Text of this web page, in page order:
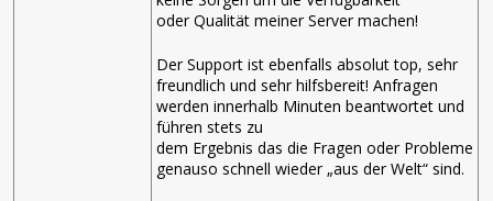
oder Qualität meiner Server machen!
Der Support ist ebenfalls absolut top, sehr
freundlich und sehr hilfsbereit! Anfragen
werden innerhalb Minuten beantwortet und
führen stets zu
dem Ergebnis das die Fragen oder Probleme
genauso schnell wieder „aus der Welt“ sind.